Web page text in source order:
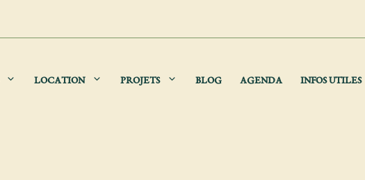
LOCATION PROJETS BLOG AGENDA INFOS UTILES